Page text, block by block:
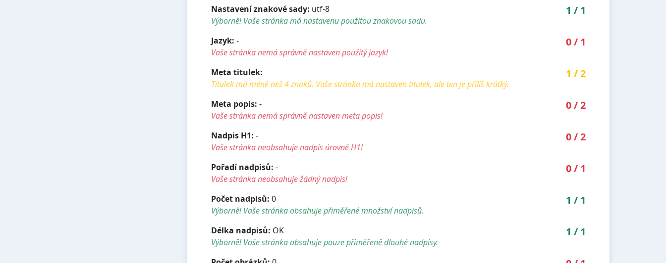
Nastavení znakové sady: utf-8
Výborně! Vaše stránka má nastavenu použitou znakovou sadu.
1 / 1
Jazyk: -
Vaše stránka nemá správně nastaven použitý jazyk!
0/ 1
Meta titulek:
Titulek má méně než 4 znaků. Vaše stránka má nastaven titulek, ale ten je příliš krátký.
1 /2
Meta popis: -
Vaše stránka nemá správně nastaven meta popis!
0/2
Nadpis H1: -
Vaše stránka neobsahuje nadpis úrovně H1!
0/2
Pořadí nadpisů: -
Vaše stránka neobsahuje žádný nadpis!
0/ 1
Počet nadpisů: 0
Výborně! Vaše stránka obsahuje přiměřené množství nadpisů.
1 / 1
Délka nadpisů: OK
Výborně! Vaše stránka obsahuje pouze přiměřeně dlouhé nadpisy.
1 / 1